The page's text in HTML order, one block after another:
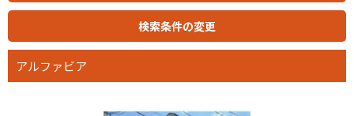
アルファビア